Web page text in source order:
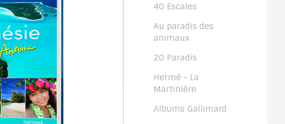
40 Escales
Au paradis des
animaux
20 Paradis
Hermé - La
Martinière
Albums Gallimard